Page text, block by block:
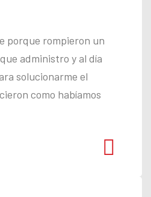
porque rompieron un
administro y al día
solucionarme el
como habíamos